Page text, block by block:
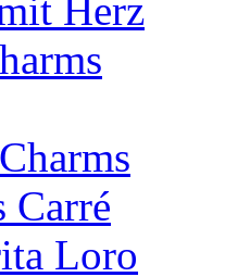
Herz
Carré
Loro